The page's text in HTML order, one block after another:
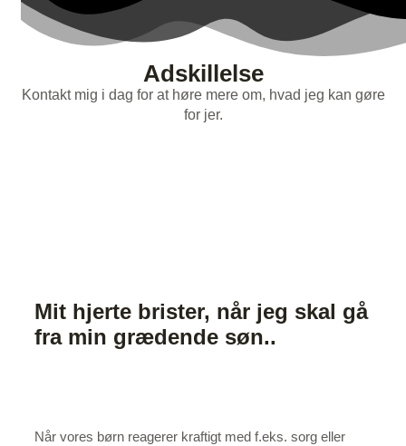
Adskillelse
Kontakt mig i dag for at høre mere om, hvad jeg kan gøre
for jer.
Mit hjerte brister, når jeg skal gå
fra min grædende søn..
Når vores børn reagerer kraftigt med f.eks. sorg eller